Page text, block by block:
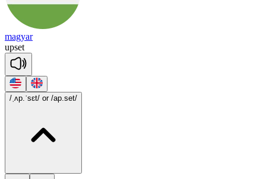
magyar
upset
/ˌʌp.ˈsɛt/ or /ap.set/